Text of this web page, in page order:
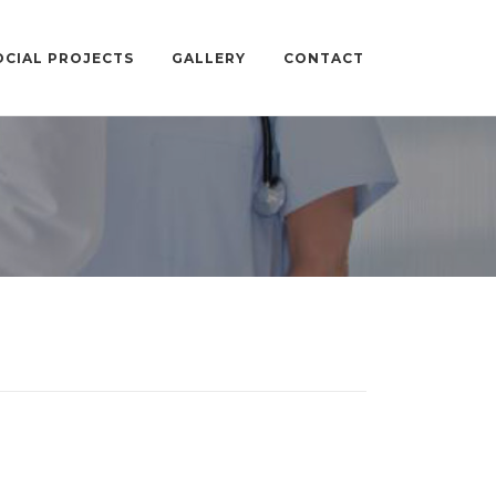
PROJECTS GALLERY CONTACT